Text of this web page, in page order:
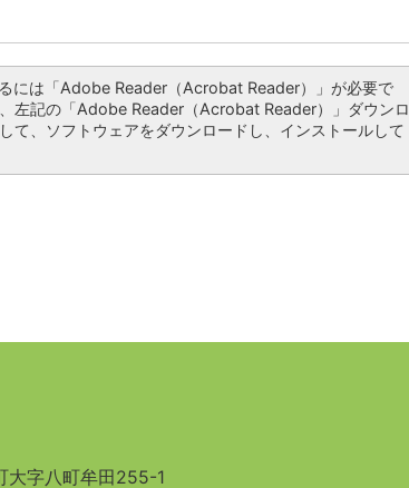
には「Adobe Reader（Acrobat Reader）」が必要で
左記の「Adobe Reader（Acrobat Reader）」ダウンロ
て、ソフトウェアをダウンロードし、インストールして
大字八町牟田255-1